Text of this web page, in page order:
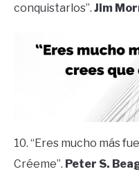
conquistarlos”. Jim
10. “Eres mucho más
Créeme”. Peter S.